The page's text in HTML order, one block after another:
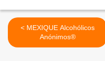
< MEXIQUE Alcohólicos
Anónimos®